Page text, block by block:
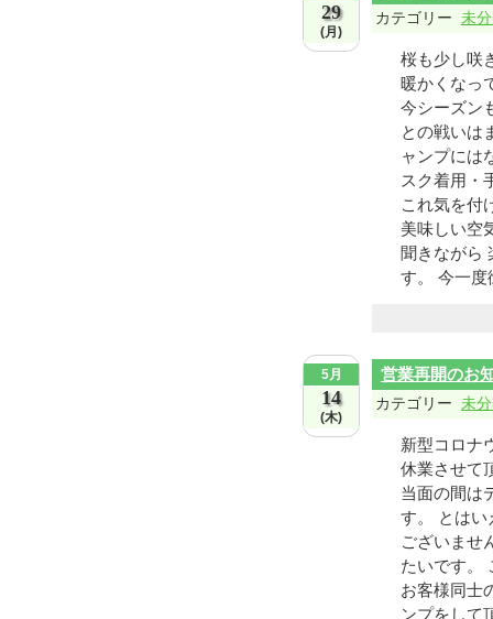
29
(月)
カテゴリー 未
桜も少し咲
暖かくなっ
今シーズン
との戦いは
ャンプには
スク着用・
これ気を付
美味しい空
聞きながら
す。 今一
5月
14
(木)
営業再開のお
カテゴリー 未
新型コロナ
休業させて
当面の間は
す。 とはい
ございませ
たいです。
お客様同士
ンプをして